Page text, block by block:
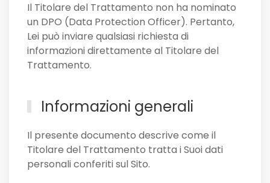
Il Titolare del Trattamento non ha nominato
un DPO (Data Protection Officer). Pertanto,
Lei può inviare qualsiasi richiesta di
informazioni direttamente al Titolare del
Trattamento.
Informazioni generali
Il presente documento descrive come il
Titolare del Trattamento tratta i Suoi dati
personali conferiti sul Sito.